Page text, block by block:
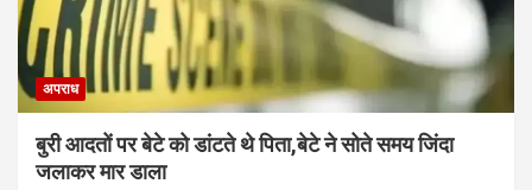
अपराध
बुरी आदतों पर बेटे को डांटते थे पिता,बेटे ने सोते समय जिंदा
जलाकर मार डाला